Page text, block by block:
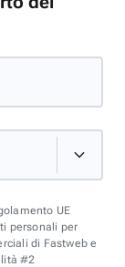
UE
personali per
di Fastweb e
#2